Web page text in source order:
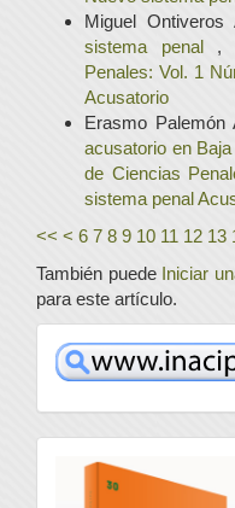
Miguel Ontiveros
sistema penal ,
Penales: Vol. 1
Acusatorio
Erasmo Palemón
acusatorio en
de Ciencias
sistema penal
<< < 6 7 8 9 10 11 12 13
También puede Iniciar
para este artículo.
www